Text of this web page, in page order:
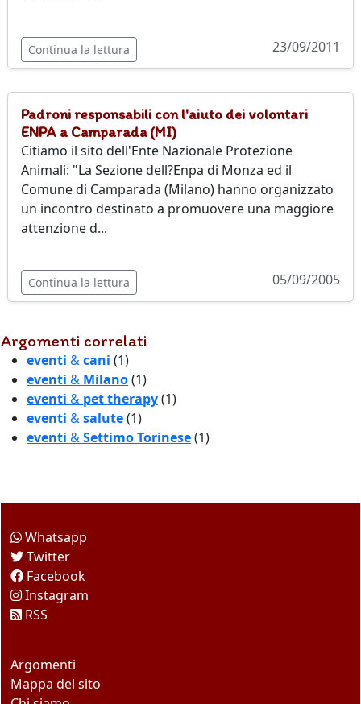
Continua la lettura 23/09/2011
Padroni responsabili con l'aiuto dei volontari
ENPA a Camparada (MI)
Citiamo il sito dell'Ente Nazionale Protezione
Animali: "La Sezione dell?Enpa di Monza ed il
Comune di Camparada (Milano) hanno organizzato
un incontro destinato a promuovere una maggiore
attenzione d...
Continua la lettura 05/09/2005
Argomenti correlati
eventi &cani (1)
eventi & Milano(1)
eventi & pet therapy(1)
eventi &salute(1)
eventi &Settimo Torinese(1)
Whatsapp
Twitter
Facebook
Instagram
RSS
Argomenti
Mappa del sito